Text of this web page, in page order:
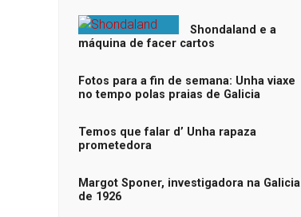
Shondaland e a
máquina de facer cartos
Fotos para a fin de semana: Unha viaxe
no tempo polas praias de Galicia
Temos que falar d’ Unha rapaza
prometedora
Margot Sponer, investigadora na Galicia
de 1926